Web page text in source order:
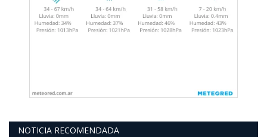
NOTICIA RECOMENDADA